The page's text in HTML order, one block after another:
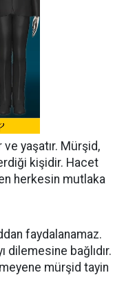
yaşatır. Mürşid,
kişidir. Hacet
herkesin mutlaka
faydalanamaz.
dilemesine bağlıdır.
mürşid tayin